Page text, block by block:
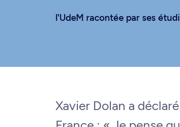
l'UdeM racontée par ses
Xavier Dolan a